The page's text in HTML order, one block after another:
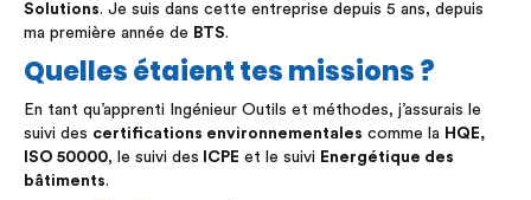
Solutions. Je suis dans cette entreprise depuis 5 ans, depuis
ma première année de BTS.
Quelles étaient tes missions ?
En tant qu’apprenti Ingénieur Outils et méthodes, j’assurais le
suivi des certifications environnementales comme la HQE,
ISO 50000, le suivi des ICPE et le suivi Energétique des
bâtiments.